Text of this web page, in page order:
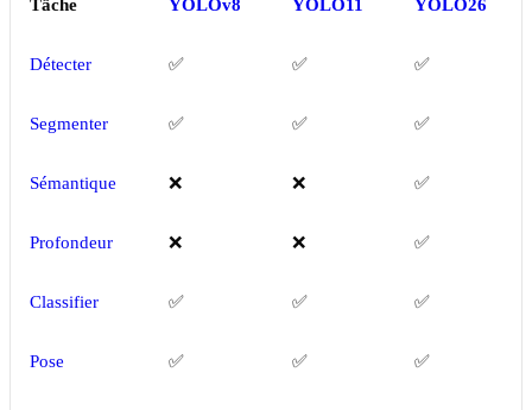
Tâche YOLOv8 YOLO11 YOLO26
Détecter ✅ ✅ ✅
Segmenter ✅ ✅ ✅
Sémantique ❌ ❌ ✅
Profondeur ❌ ❌ ✅
Classifier ✅ ✅ ✅
Pose ✅ ✅ ✅